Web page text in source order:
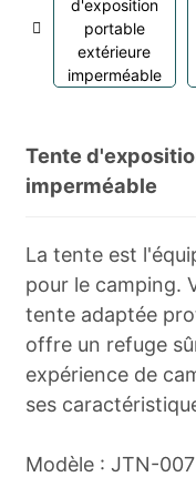
Tente
imperméable
La tente est
pour le camping.
tente adaptée
offre un refuge
expérience de
ses
Modèle : JTN-007